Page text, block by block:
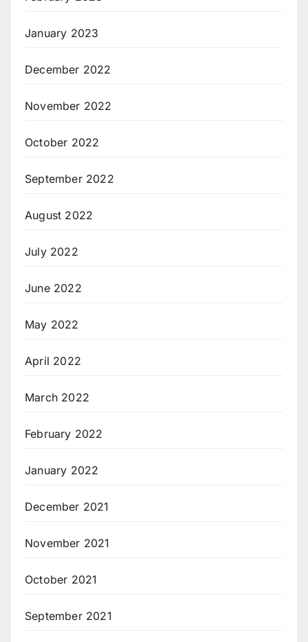
January 2023
December 2022
November 2022
October 2022
September 2022
August 2022
July 2022
June 2022
May 2022
April 2022
March 2022
February 2022
January 2022
December 2021
November 2021
October 2021
September 2021